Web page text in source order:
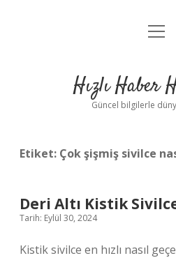
Anasayfa
Yasal
Hızlı Haber
Güncel bilgilerle
Etiket: Çok şişmiş sivilce
Deri Altı Kistik
Tarih: Eylül 30, 2024
Kistik sivilce en hızlı nasıl